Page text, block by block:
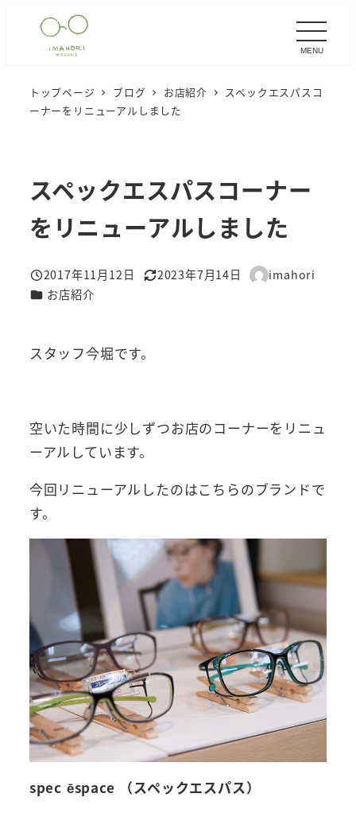
MENU
トップページ ブログ お店紹介
スペックエスパスコ
ーナーをリニューアルしました
スペックエスパスコーナー
をリニューアルしました
投稿日
2017年11月12日
更新日
2023年7月14日
著
imahori
カテゴリー
お店紹介
スタッフ今堀です。
空いた時間に少しずつお店のコーナーをリニュ
ーアルしています。
今回リニューアルしたのはこちらのブランドで
す。
spec ēspace （スペックエスパス）